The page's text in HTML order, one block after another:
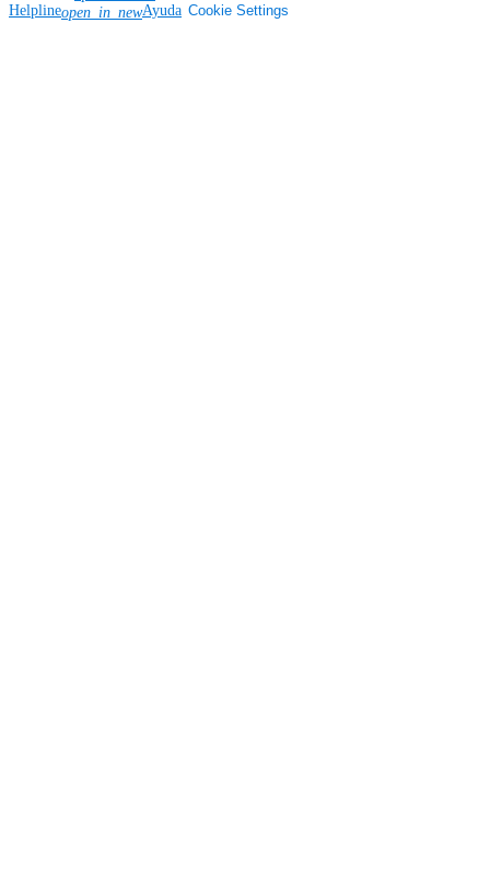
Helplineopen_in_newAyuda Cookie Settings